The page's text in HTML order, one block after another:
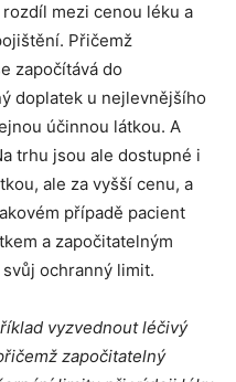
mezi cenou léku a
Přičemž
započítává do
doplatek u nejlevnějšího
účinnou látkou. A
trhu jsou ale dostupné i
ale za vyšší cenu, a
případě pacient
a započitatelným
ochranný limit.
vyzvednout léčivý
započitatelný